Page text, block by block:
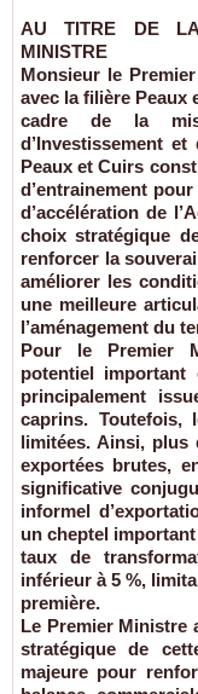
AU TITRE DE LA
MINISTRE
Monsieur le
avec la filière Peaux
cadre de la
d’Investissement
Peaux et Cuirs
d’entrainement
d’accélération de
choix stratégique
renforcer la
améliorer les
une meilleure
l’aménagement du
Pour le Premier
potentiel
principalement
caprins. Toutefois,
limitées. Ainsi, plus
exportées brutes,
significative
informel
un cheptel
taux de
inférieur à 5 %,
première.
Le Premier Ministre
stratégique de
majeure pour